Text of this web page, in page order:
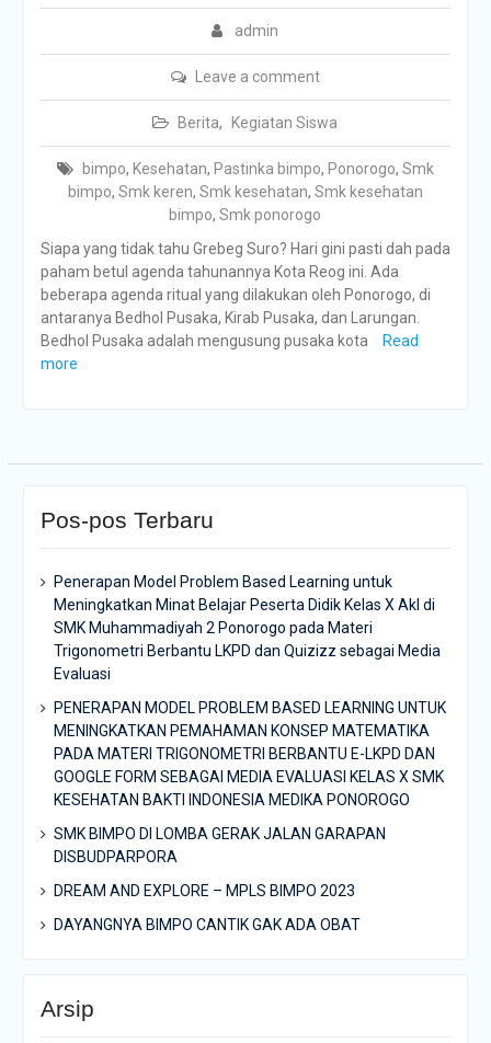
admin
Leave a comment
Berita, Kegiatan Siswa
bimpo, Kesehatan, Pastinka bimpo, Ponorogo, Smk
bimpo, Smk keren, Smk kesehatan, Smk kesehatan
bimpo,Smk ponorogo
Siapa yang tidak tahu Grebeg Suro? Hari gini pasti dah pada
paham betul agenda tahunannya Kota Reog ini. Ada
beberapa agenda ritual yang dilakukan oleh Ponorogo, di
antaranya Bedhol Pusaka, Kirab Pusaka, dan Larungan.
Bedhol Pusaka adalah mengusung pusaka kota
Read
more
Pos-pos Terbaru
Penerapan Model Problem Based Learning untuk
Meningkatkan Minat Belajar Peserta Didik Kelas X Akl di
SMK Muhammadiyah 2 Ponorogo pada Materi
Trigonometri Berbantu LKPD dan Quizizz sebagai Media
Evaluasi
PENERAPAN MODEL PROBLEM BASED LEARNING UNTUK
MENINGKATKAN PEMAHAMAN KONSEP MATEMATIKA
PADA MATERI TRIGONOMETRI BERBANTU E-LKPD DAN
GOOGLE FORM SEBAGAI MEDIA EVALUASI KELAS X SMK
KESEHATAN BAKTI INDONESIA MEDIKA PONOROGO
SMK BIMPO DI LOMBA GERAK JALAN GARAPAN
DISBUDPARPORA
DREAM AND EXPLORE – MPLS BIMPO 2023
DAYANGNYA BIMPO CANTIK GAK ADA OBAT
Arsip